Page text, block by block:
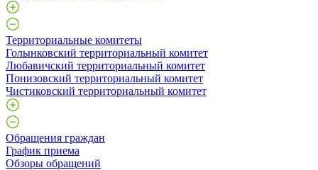
Территориальные комитеты
Голынковский территориальный комитет
Любавичский территориальный комитет
Понизовский территориальный комитет
Чистиковский территориальный комитет
Обращения граждан
График приема
Обзоры обращений